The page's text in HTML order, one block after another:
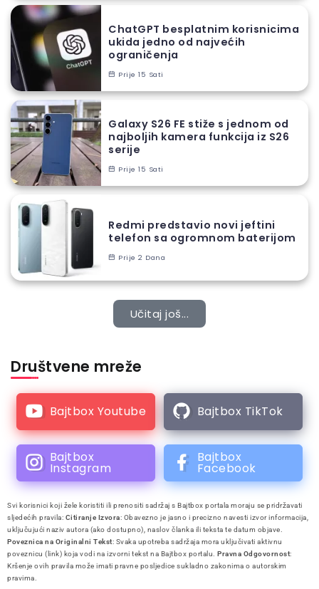
ChatGPT besplatnim korisnicima
ukida jedno od najvećih
ograničenja
Prije 15 Sati
Galaxy S26 FE stiže s jednom od
najboljih kamera funkcija iz S26
serije
Prije 15 Sati
Redmi predstavio novi jeftini
telefon sa ogromnom baterijom
Prije 2 Dana
Učitaj još...
Društvene mreže
Bajtbox Youtube Bajtbox TikTok
Bajtbox
Instagram
Bajtbox
Facebook
Svi korisnici koji žele koristiti ili prenositi sadržaj s Bajtbox portala moraju se pridržavati
sljedećih pravila: Citiranje Izvora: Obavezno je jasno i precizno navesti izvor informacija,
uključujući naziv autora (ako dostupno), naslov članka ili teksta te datum objave.
Poveznica na Originalni Tekst: Svaka upotreba sadržaja mora uključivati aktivnu
poveznicu (link) koja vodi na izvorni tekst na Bajtbox portalu. Pravna Odgovornost:
Kršenje ovih pravila može imati pravne posljedice sukladno zakonima o autorskim
pravima.